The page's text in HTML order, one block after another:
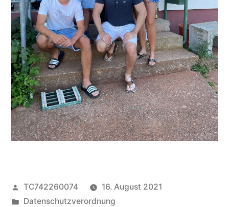
Veröffentlicht
von
TC742260074
16. August 2021
Veröffentlicht
Datenschutzverordnung